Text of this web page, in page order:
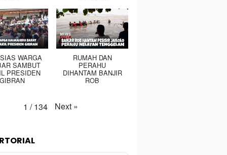
WARGA
SAMBUT
PRESIDEN
GIBRAN
RUMAH DAN
PERAHU
DIHANTAM BANJIR
ROB
1 / 134 Next »